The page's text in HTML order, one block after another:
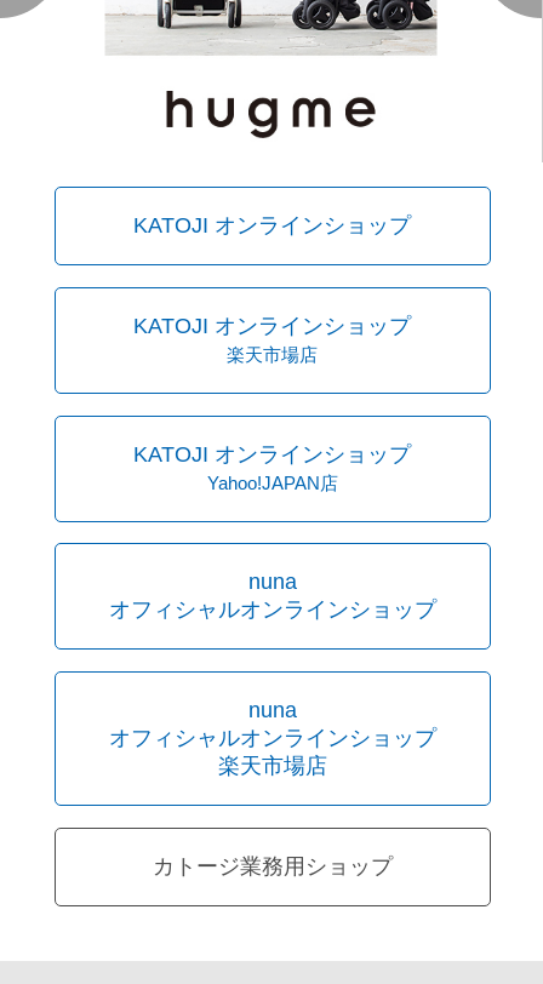
KATOJI オンラインショップ
KATOJI オンラインショップ
楽天市場店
KATOJI オンラインショップ
Yahoo!JAPAN店
nuna
オフィシャルオンラインショップ
nuna
オフィシャルオンラインショップ
楽天市場店
カトージ業務用ショップ